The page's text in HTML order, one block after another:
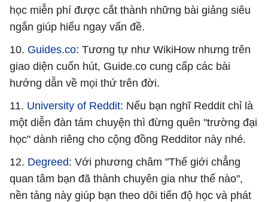
học miễn phí được cắt thành những bài giảng siêu
ngắn giúp hiểu ngay vấn đề.
10. Guides.co: Tương tự như WikiHow nhưng trên
giao diện cuốn hút, Guide.co cung cấp các bài
hướng dẫn về mọi thứ trên đời.
11. University of Reddit: Nếu bạn nghĩ Reddit chỉ là
một diễn đàn tám chuyện thì đừng quên "trường đại
học" dành riêng cho cộng đồng Redditor này nhé.
12. Degreed: Với phương châm "Thế giới chẳng
quan tâm bạn đã thành chuyên gia như thế nào",
nền tảng này giúp bạn theo dõi tiến độ học và phát